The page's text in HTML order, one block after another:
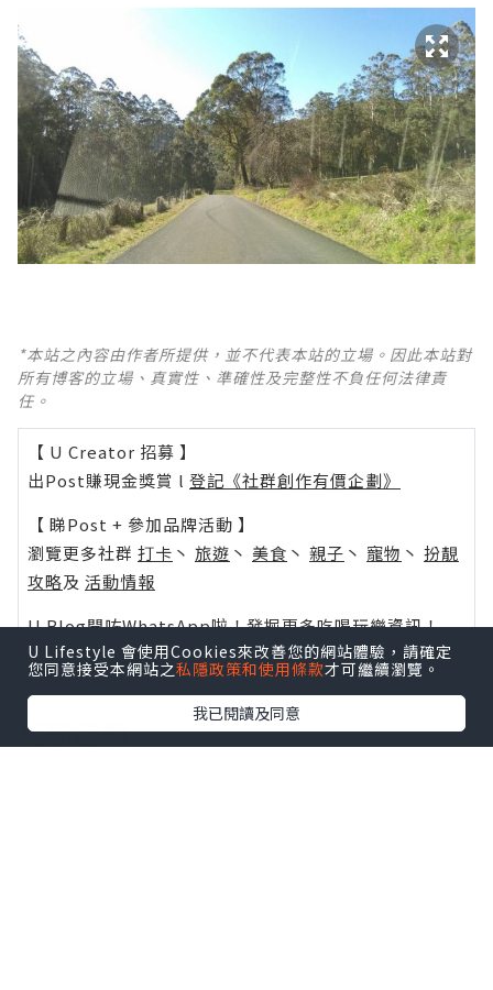
*本站之內容由作者所提供，並不代表本站的立場。因此本站對
所有博客的立場、真實性、準確性及完整性不負任何法律責
任。
【 U Creator 招募 】
出Post賺現金獎賞 l 登記《社群創作有價企劃》
【 睇Post + 參加品牌活動 】
瀏覽更多社群 打卡 丶 旅遊 丶 美食 丶 親子 丶 寵物 丶 扮靚
攻略及 活動情報
U Blog開咗WhatsApp啦！發掘更多吃喝玩樂資訊！
Follow 我哋！
相關話題
U Lifestyle 會使用Cookies來改善您的網站體驗，請確定
您同意接受本網站之私隱政策和使用條款才可繼續瀏覽。
我已閱讀及同意